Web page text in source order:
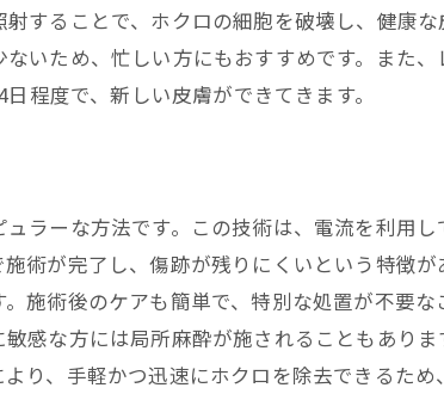
ホクロ除去後の肌トラブルを避けるた
術後の肌トラブルの兆候と対処法
ホクロ除去後のスキンケアのポイン
再発を防ぐための定期的なチェッ
トラブル発生時のクリニックへの
することで、ホクロの細胞を破壊し、健康
いため、忙しい方にもおすすめです。また
程度で、新しい皮膚ができてきます。
ラーな方法です。この技術は、電流を利用
術が完了し、傷跡が残りにくいという特徴
施術後のケアも簡単で、特別な処置が不要
感な方には局所麻酔が施されることもあり
り、手軽かつ迅速にホクロを除去できるため